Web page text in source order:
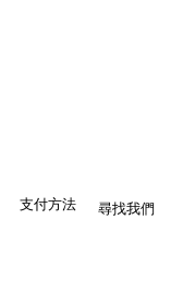
支付方法 尋找我們